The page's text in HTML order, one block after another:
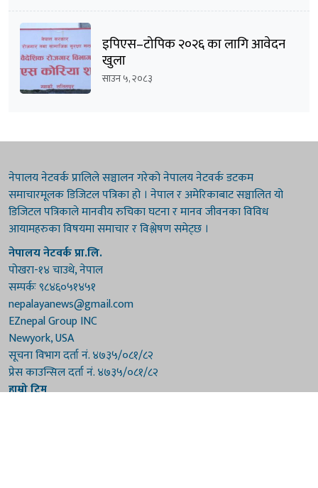
इपिएस–टोपिक २०२६ का लागि आवेदन
खुला
साउन ५, २०८३
नेपालय नेटवर्क प्रालिले सञ्चालन गरेको नेपालय नेटवर्क डटकम
समाचारमूलक डिजिटल पत्रिका हो । नेपाल र अमेरिकाबाट सञ्चालित यो
डिजिटल पत्रिकाले मानवीय रुचिका घटना र मानव जीवनका विविध
आयामहरुका विषयमा समाचार र विश्लेषण समेट्छ ।
नेपालय नेटवर्क प्रा.लि.
पोखरा-१४ चाउथे, नेपाल
सम्पर्कः ९८४६०५१४५१
nepalayanews@gmail.com
EZnepal Group INC
Newyork, USA
सूचना विभाग दर्ता नं. ४७३५/०८१/८२
प्रेस काउन्सिल दर्ता नं. ४७३५/०८१/८२
हाम्रो टिम